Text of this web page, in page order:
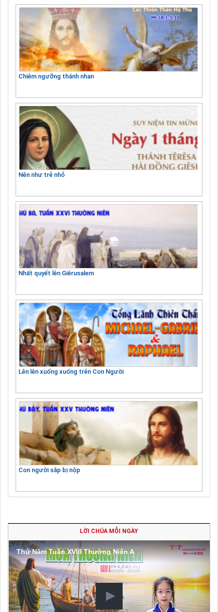
Chiêm ngưỡng thánh nhan
Nên như trẻ nhỏ
Nhất quyết lên Giêrusalem
Lên lên xuống xuống trên Con Người
Con người sắp bị nộp
LỜI CHÚA MỖI NGÀY
Thứ Năm Tuần XVIII Thường Niên A